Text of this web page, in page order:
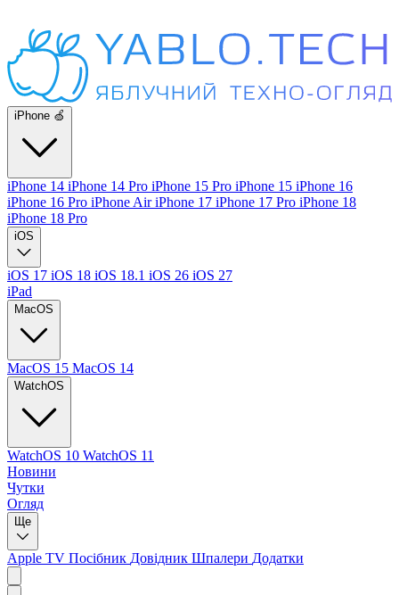
iPhone 🍏
iPhone 14 iPhone 14 Pro iPhone 15 Pro iPhone 15 iPhone 16
iPhone 16 Pro iPhone AiriPhone 17 iPhone 17 Pro iPhone 18
iPhone 18 Pro
iOS
iOS 17 iOS 18 iOS 18.1 iOS 26 iOS 27
iPad
MacOS
MacOS 15 MacOS 14
WatchOS
WatchOS 10 WatchOS 11
Новини
Чутки
Огляд
Ще
Apple TV Посібник Довідник Шпалери Додатки